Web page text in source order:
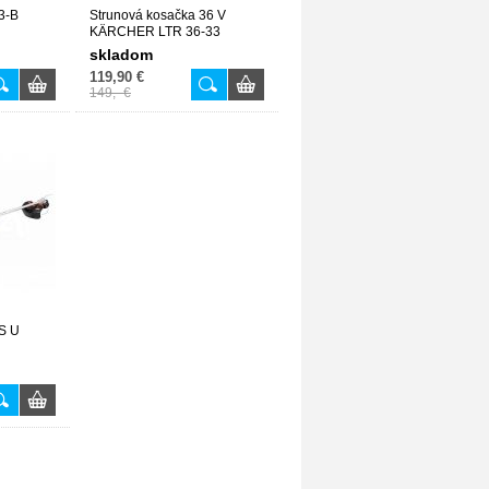
B
Strunová kosačka 36 V
KÄRCHER LTR 36-33
skladom
119,90 €
149,- €
U